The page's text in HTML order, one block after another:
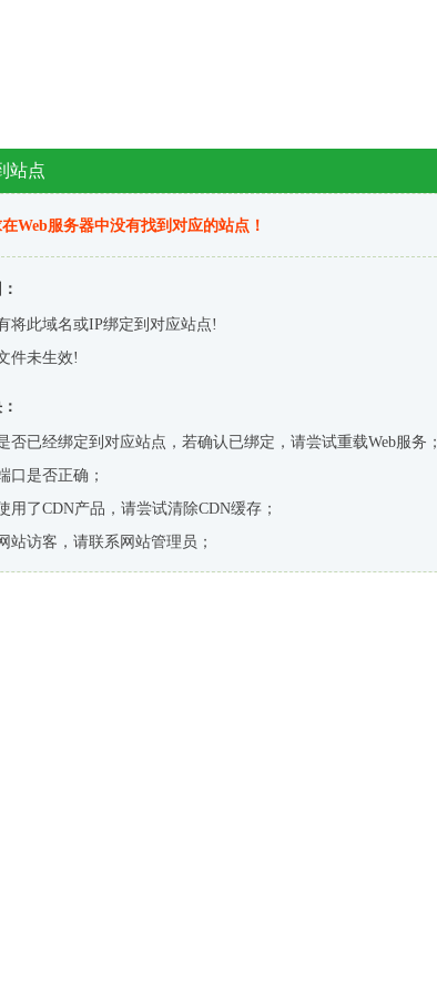
站点
Web服务器中没有找到对应的站点！
将此域名或IP绑定到对应站点!
件未生效!
否已经绑定到对应站点，若确认已绑定，请尝试重载Web服务；
口是否正确；
用了CDN产品，请尝试清除CDN缓存；
站访客，请联系网站管理员；